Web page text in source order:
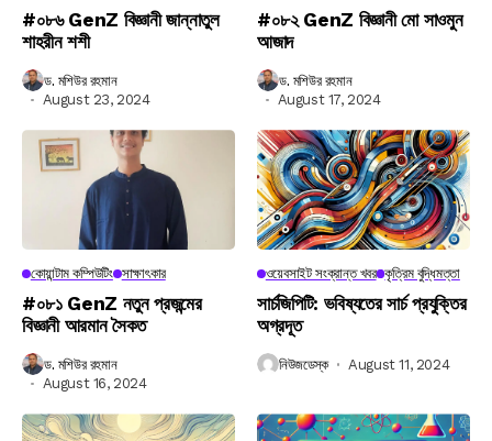
#০৮৬ GenZ বিজ্ঞানী জান্নাতুল
শাহরীন শশী
ড. মশিউর রহমান
August 23, 2024
#০৮২ GenZ বিজ্ঞানী মো সাওমুন
আজাদ
ড. মশিউর রহমান
August 17, 2024
কোয়ান্টাম কম্পিউটিং সাক্ষাৎকার
#০৮১ GenZ নতুন প্রজন্মের
বিজ্ঞানী আরমান সৈকত
ড. মশিউর রহমান
August 16, 2024
ওয়েবসাইট সংক্রান্ত খবর কৃত্রিম বুদ্ধিমত্তা
সার্চজিপিটি: ভবিষ্যতের সার্চ প্রযুক্তির
অগ্রদূত
নিউজডেস্ক August 11, 2024